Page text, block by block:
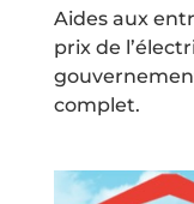
Aides aux
prix de
complet.